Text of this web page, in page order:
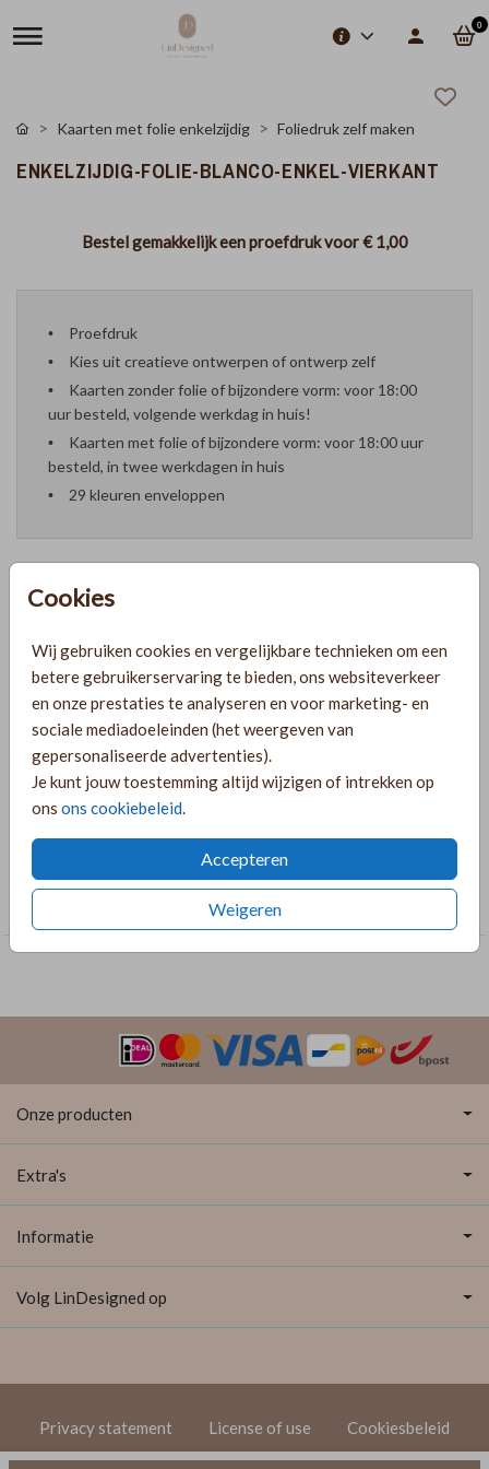
0
Cookies
Wij gebruiken cookies en vergelijkbare technieken om een
betere gebruikerservaring te bieden, ons websiteverkeer
en onze prestaties te analyseren en voor marketing- en
sociale mediadoeleinden (het weergeven van
gepersonaliseerde advertenties).
Je kunt jouw toestemming altijd wijzigen of intrekken op
ons ons cookiebeleid.
Accepteren
Weigeren
Kaarten met folie enkelzijdig Foliedruk zelf maken
ENKELZIJDIG-FOLIE-BLANCO-ENKEL-VIERKANT
Bestel gemakkelijk een proefdruk voor€ 1,00
Proefdruk
Kies uit creatieve ontwerpen of ontwerp zelf
Kaarten zonder folie of bijzondere vorm: voor 18:00
uur besteld, volgende werkdag in huis!
Kaarten met folie of bijzondere vorm: voor 18:00 uur
besteld, in twee werkdagen in huis
29 kleuren enveloppen
PRODUCTINFORMATIE
OMSCHRIJVING
enkelzijdig-folie-blanco-enkel-vierkant
COLLECTIE
Onze producten
Extra's
Informatie
Volg LinDesigned op
Privacy statement License of use Cookiesbeleid